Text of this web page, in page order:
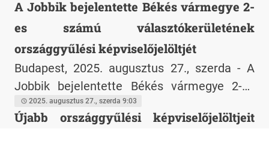
szükséges eszközök vásárlása jelentette a
legnagyobb kiadást a magyar
háztartásokban. A válaszadók 60%-a többet
költött ezen a nyáron, mint a megelőző
évben, ami azt eredményezi, hogy a kora
őszi hónapokban a többség már nem készül
nagyobb kiadásokra, közel 25% pedig már
képviselőjelöltjét
A Jobbik bejelentette Békés vármegye 2-
es számú választókerületének
országgyűlési képviselőjelöltjét
Budapest, 2025. augusztus 27., szerda - A
Jobbik bejelentette Békés vármegye 2-es
számú választókerületének országgyűlési
képviselőjelöltjét
2025. augusztus 27., szerda 9:03
Újabb országgyűlési képviselőjelöltjeit